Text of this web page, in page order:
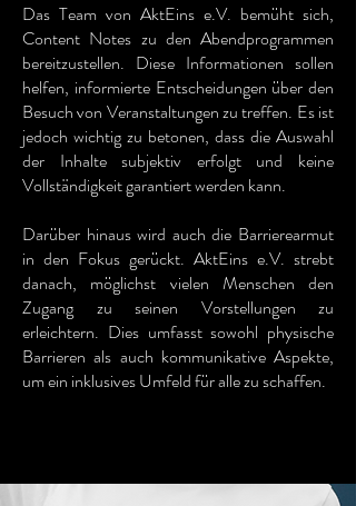
Das Team von AktEins e.V. bemüht sich,
Content Notes zu den Abendprogrammen
bereitzustellen. Diese Informationen sollen
helfen, informierte Entscheidungen über den
Besuch von Veranstaltungen zu treffen. Es ist
jedoch wichtig zu betonen, dass die Auswahl
der Inhalte subjektiv erfolgt und keine
Vollständigkeit garantiert werden kann.
Darüber hinaus wird auch die Barrierearmut
in den Fokus gerückt. AktEins e.V. strebt
danach, möglichst vielen Menschen den
Zugang zu seinen Vorstellungen zu
erleichtern. Dies umfasst sowohl physische
Barrieren als auch kommunikative Aspekte,
um ein inklusives Umfeld für alle zu schaffen.